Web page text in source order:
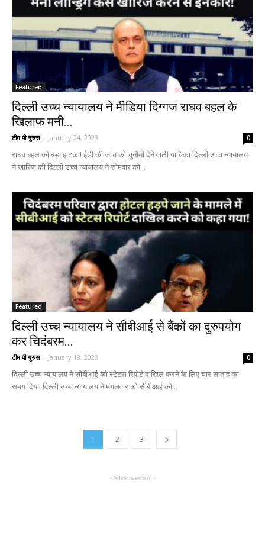
Featured
दिल्ली उच्च न्यायालय ने मीडिया दिग्गज राघव बहल के
खिलाफ मनी...
टीम पी गुरुस - January 24, 2023 0
राघव बहल को बड़ा झटका! ईडी की जांच को चुनौती देने वाली याचिका दिल्ली उच्च न्यायालय
ने खारिज की दिल्ली उच्च न्यायालय ने सोमवार को...
Featured
दिल्ली उच्च न्यायालय ने सीबीआई से बैंकों का दुरुपयोग
कर चिदंबरम...
टीम पी गुरुस - January 18, 2023 0
दिल्ली उच्च न्यायालय ने सीबीआई को स्टेटस रिपोर्ट दाखिल करने के लिए चार सप्ताह का
समय दिया! दिल्ली उच्च न्यायालय ने मंगलवार को सीबीआई को...
1 2 3
- Advertisement -